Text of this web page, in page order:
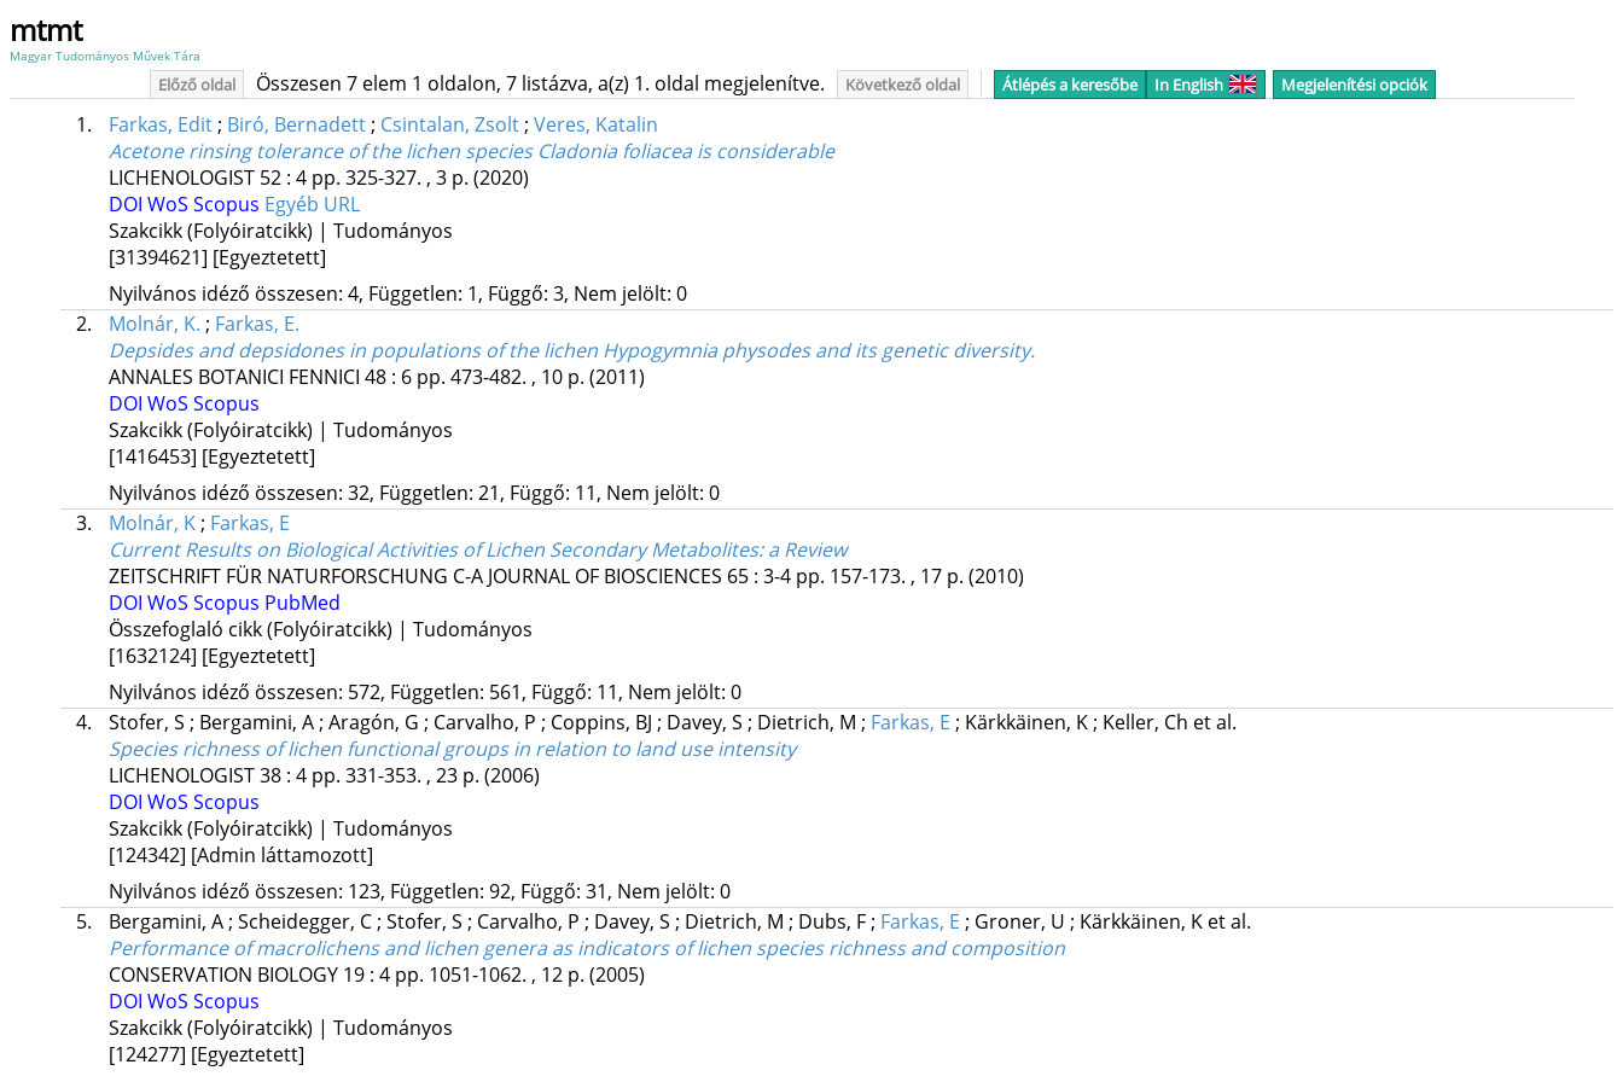
mtmt
Magyar Tudományos Művek Tára
Előző oldal Összesen 7 elem 1 oldalon, 7 listázva, a(z) 1. oldal megjelenítve. Következő oldal Átlépés a keresőbe In English Megjelenítési opciók
1. Farkas, Edit; Biró, Bernadett; Csintalan, Zsolt; Veres, Katalin
Acetone rinsing tolerance of the lichen species Cladonia foliacea is considerable
LICHENOLOGIST 52: 4 pp. 325-327. , 3 p. (2020)
DOI WoS Scopus Egyéb URL
Szakcikk (Folyóiratcikk) | Tudományos
[31394621] [Egyeztetett]
Nyilvános idéző összesen: 4, Független: 1, Függő: 3, Nem jelölt: 0
2.
Molnár, K. ; Farkas, E.
Depsides and depsidones in populations of the lichen Hypogymnia physodes and its genetic diversity.
ANNALES BOTANICI FENNICI 48: 6 pp. 473-482. , 10 p. (2011)
DOI WoS Scopus
Szakcikk (Folyóiratcikk) | Tudományos
[1416453] [Egyeztetett]
Nyilvános idéző összesen: 32, Független: 21, Függő: 11, Nem jelölt: 0
3.
Molnár, K; Farkas, E
Current Results on Biological Activities of Lichen Secondary Metabolites: a Review
ZEITSCHRIFT FÜR NATURFORSCHUNG C-A JOURNAL OF BIOSCIENCES 65: 3-4 pp. 157-173. , 17 p. (2010)
DOI WoS Scopus PubMed
Összefoglaló cikk (Folyóiratcikk) | Tudományos
[1632124] [Egyeztetett]
Nyilvános idéző összesen: 572, Független: 561, Függő: 11, Nem jelölt: 0
4.
Stofer, S ; Bergamini, A; Aragón, G ; Carvalho, P ; Coppins, BJ ; Davey, S ; Dietrich, M ; Farkas, E ; Kärkkäinen, K; Keller, Ch et al.
Species richness of lichen functional groups in relation to land use intensity
LICHENOLOGIST38: 4 pp. 331-353. , 23 p. (2006)
DOI WoS Scopus
Szakcikk (Folyóiratcikk) | Tudományos
[124342] [Admin láttamozott]
Nyilvános idéző összesen: 123, Független: 92, Függő: 31, Nem jelölt: 0
5.
Bergamini, A; Scheidegger, C; Stofer, S ; Carvalho, P ; Davey, S ; Dietrich, M ; Dubs, F; Farkas, E ; Groner, U ; Kärkkäinen, K et al.
Performance of macrolichens and lichen genera as indicators of lichen species richness and composition
CONSERVATION BIOLOGY 19: 4 pp. 1051-1062. , 12 p. (2005)
DOI WoS Scopus
Szakcikk (Folyóiratcikk) | Tudományos
[124277] [Egyeztetett]